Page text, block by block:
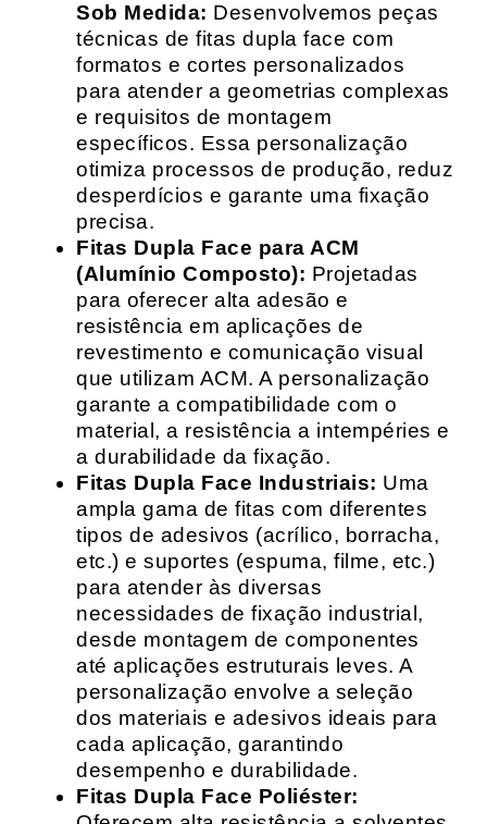
Sob Medida: Desenvolvemos peças
técnicas de fitas dupla face com
formatos e cortes personalizados
para atender a geometrias complexas
e requisitos de montagem
específicos. Essa personalização
otimiza processos de produção, reduz
desperdícios e garante uma fixação
precisa.
Fitas Dupla Face para ACM
(Alumínio Composto): Projetadas
para oferecer alta adesão e
resistência em aplicações de
revestimento e comunicação visual
que utilizam ACM. A personalização
garante a compatibilidade com o
material, a resistência a intempéries e
a durabilidade da fixação.
Fitas Dupla Face Industriais: Uma
ampla gama de fitas com diferentes
tipos de adesivos (acrílico, borracha,
etc.) e suportes (espuma, filme, etc.)
para atender às diversas
necessidades de fixação industrial,
desde montagem de componentes
até aplicações estruturais leves. A
personalização envolve a seleção
dos materiais e adesivos ideais para
cada aplicação, garantindo
desempenho e durabilidade.
Fitas Dupla Face Poliéster: